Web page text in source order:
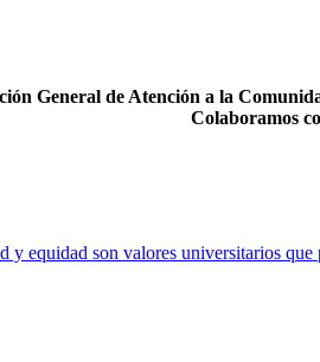
General de Atención a la
Colaboramos
y equidad son valores universitarios que